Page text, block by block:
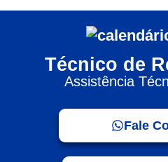
Técnico de
Assistência
Fale